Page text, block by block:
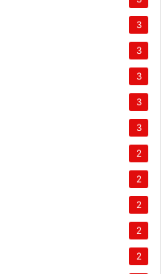
3
3
3
3
3
2
2
2
2
2